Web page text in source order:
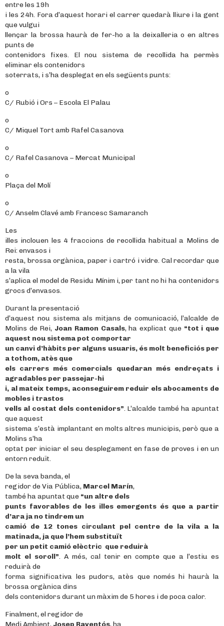
entre les 19h
i les 24h. Fora d’aquest horari el carrer quedarà lliure i la gent
que vulgui
llençar la brossa haurà de fer-ho a la deixalleria o en altres
punts de
contenidors fixes. El nou sistema de recollida ha permès
eliminar els contenidors
soterrats, i s’ha desplegat en els següents punts:
o
C/ Rubió i Ors – Escola El Palau
o
C/ Miquel Tort amb Rafel Casanova
o
C/ Rafel Casanova – Mercat Municipal
o
Plaça del Molí
o
C/ Anselm Clavé amb Francesc Samaranch
Les
illes inclouen les 4 fraccions de recollida habitual a Molins de
Rei: envasos i
resta, brossa orgànica, paper i cartró i vidre. Cal recordar que
a la vila
s’aplica el model de Residu Mínim i, per tant no hi ha contenidors
grocs d’envasos.
Durant la presentació
d’aquest nou sistema als mitjans de comunicació, l’alcalde de
Molins de Rei, Joan Ramon Casals, ha explicat que “tot i que
aquest nou sistema pot comportar
un canvi d’hàbits per alguns usuaris, és molt beneficiós per
a tothom, atès que
els carrers més comercials quedaran més endreçats i
agradables per passejar-hi
i, al mateix temps, aconseguirem reduir els abocaments de
mobles i trastos
vells al costat dels contenidors”. L’alcalde també ha apuntat
que aquest
sistema s’està implantant en molts altres municipis, però que a
Molins s’ha
optat per iniciar el seu desplegament en fase de proves i en un
entorn reduït.
De la seva banda, el
regidor de Via Pública, Marcel Marín,
també ha apuntat que “un altre dels
punts favorables de les illes emergents és que a partir
d’ara ja no tindrem un
camió de 12 tones circulant pel centre de la vila a la
matinada, ja que l’hem substituït
per un petit camió elèctric que reduirà
molt el soroll”. A més, cal tenir en compte que a l’estiu es
reduirà de
forma significativa les pudors, atès que només hi haurà la
brossa orgànica dins
dels contenidors durant un màxim de 5 hores i de poca calor.
Finalment, el regidor de
Medi Ambient, Josep Raventós, ha